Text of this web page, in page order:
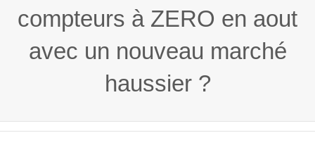
compteurs à ZERO en aout
avec un nouveau marché
haussier ?